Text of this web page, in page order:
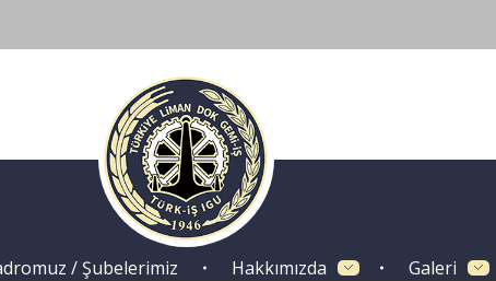
/ Şubelerimiz Hakkımızda Galeri